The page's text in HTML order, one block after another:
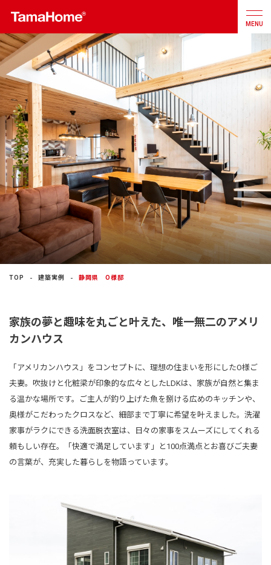
カタログ お問合せ
注文住宅
戸建分譲住宅
リフォーム
不動産事業
建築実例
MENU
TOP 建築実例 静岡県 O様邸
家族の夢と趣味を丸ごと叶えた、唯一無二のアメリ
カンハウス
「アメリカンハウス」をコンセプトに、理想の住まいを形にしたO様ご
夫妻。吹抜けと化粧梁が印象的な広々としたLDKは、家族が自然と集ま
る温かな場所です。ご主人が釣り上げた魚を捌ける広めのキッチンや、
奥様がこだわったクロスなど、細部まで丁寧に希望を叶えました。洗濯
家事がラクにできる洗面脱衣室は、日々の家事をスムーズにしてくれる
頼もしい存在。「快適で満足しています」と100点満点とお喜びご夫妻
の言葉が、充実した暮らしを物語っています。